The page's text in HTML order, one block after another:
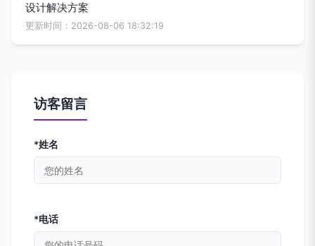
设计解决方案
更新时间：2026-08-06 18:32:19
访客留言
*姓名
*电话